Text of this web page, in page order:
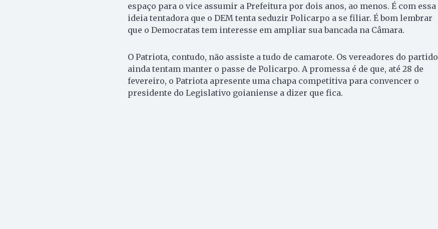
espaço para o vice assumir a Prefeitura por dois anos, ao menos. É com essa
ideia tentadora que o DEM tenta seduzir Policarpo a se filiar. É bom lembrar
que o Democratas tem interesse em ampliar sua bancada na Câmara.
O Patriota, contudo, não assiste a tudo de camarote. Os vereadores do partido
ainda tentam manter o passe de Policarpo. A promessa é de que, até 28 de
fevereiro, o Patriota apresente uma chapa competitiva para convencer o
presidente do Legislativo goianiense a dizer que fica.